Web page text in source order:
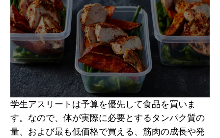
学生アスリートは予算を優先して食品を買いま
す。なので、体が実際に必要とするタンパク質の
量、および最も低価格で買える、筋肉の成長や発